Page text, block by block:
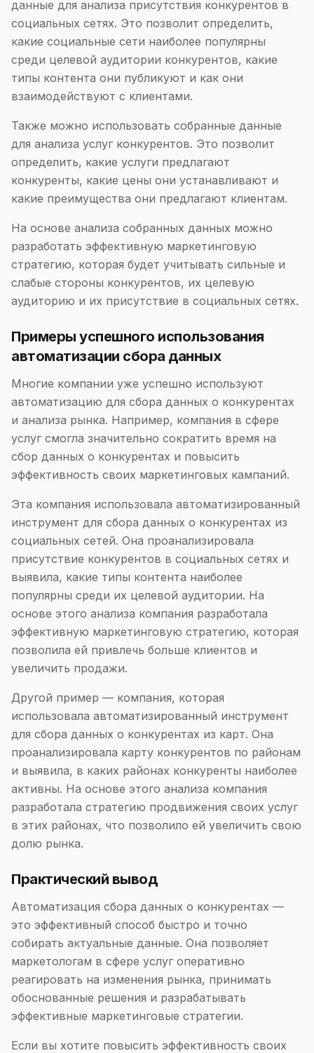
данные для анализа присутствия конкурентов в
социальных сетях. Это позволит определить,
какие социальные сети наиболее популярны
среди целевой аудитории конкурентов, какие
типы контента они публикуют и как они
взаимодействуют с клиентами.
Также можно использовать собранные данные
для анализа услуг конкурентов. Это позволит
определить, какие услуги предлагают
конкуренты, какие цены они устанавливают и
какие преимущества они предлагают клиентам.
На основе анализа собранных данных можно
разработать эффективную маркетинговую
стратегию, которая будет учитывать сильные и
слабые стороны конкурентов, их целевую
аудиторию и их присутствие в социальных сетях.
Примеры успешного использования
автоматизации сбора данных
Многие компании уже успешно используют
автоматизацию для сбора данных о конкурентах
и анализа рынка. Например, компания в сфере
услуг смогла значительно сократить время на
сбор данных о конкурентах и повысить
эффективность своих маркетинговых кампаний.
Эта компания использовала автоматизированный
инструмент для сбора данных о конкурентах из
социальных сетей. Она проанализировала
присутствие конкурентов в социальных сетях и
выявила, какие типы контента наиболее
популярны среди их целевой аудитории. На
основе этого анализа компания разработала
эффективную маркетинговую стратегию, которая
позволила ей привлечь больше клиентов и
увеличить продажи.
Другой пример — компания, которая
использовала автоматизированный инструмент
для сбора данных о конкурентах из карт. Она
проанализировала карту конкурентов по районам
и выявила, в каких районах конкуренты наиболее
активны. На основе этого анализа компания
разработала стратегию продвижения своих услуг
в этих районах, что позволило ей увеличить свою
долю рынка.
Практический вывод
Автоматизация сбора данных о конкурентах —
это эффективный способ быстро и точно
собирать актуальные данные. Она позволяет
маркетологам в сфере услуг оперативно
реагировать на изменения рынка, принимать
обоснованные решения и разрабатывать
эффективные маркетинговые стратегии.
Если вы хотите повысить эффективность своих